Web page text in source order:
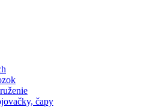
čapy